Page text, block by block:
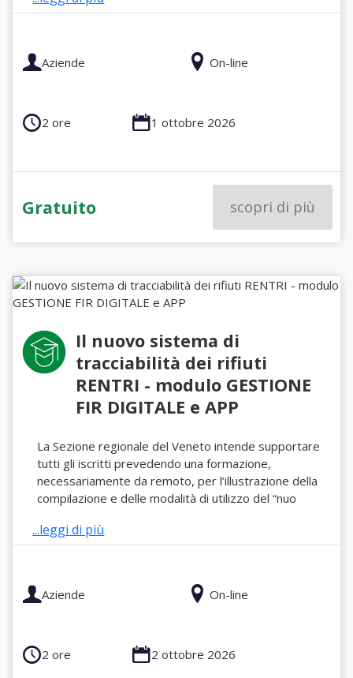
Aziende On-line
2 ore 1 ottobre 2026
Gratuito scopri di più
Il nuovo sistema di
tracciabilità dei rifiuti
RENTRI - modulo GESTIONE
FIR DIGITALE e APP
La Sezione regionale del Veneto intende supportare
tutti gli iscritti prevedendo una formazione,
necessariamente da remoto, per l’illustrazione della
compilazione e delle modalità di utilizzo del “nuo
...leggi di più
Aziende On-line
2 ore 2 ottobre 2026